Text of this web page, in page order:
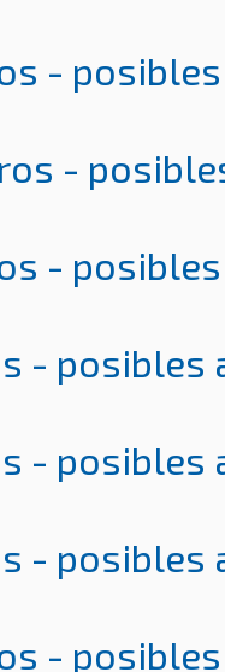
-
-
-
- posibles
- posibles
- posibles
-